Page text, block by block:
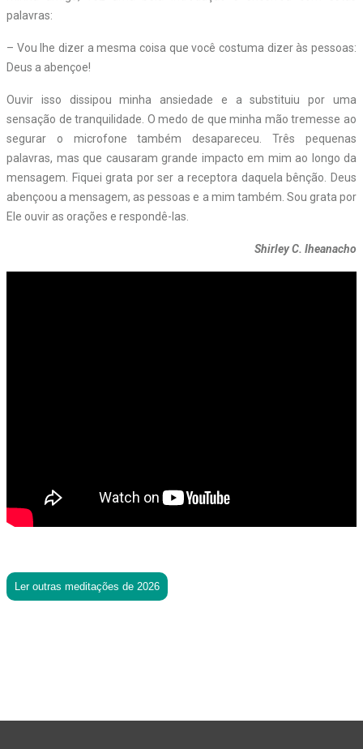
palavras:
– Vou lhe dizer a mesma coisa que você costuma dizer às pessoas:
Deus a abençoe!
Ouvir isso dissipou minha ansiedade e a substituiu por uma
sensação de tranquilidade. O medo de que minha mão tremesse ao
segurar o microfone também desapareceu. Três pequenas
palavras, mas que causaram grande impacto em mim ao longo da
mensagem. Fiquei grata por ser a receptora daquela bênção. Deus
abençoou a mensagem, as pessoas e a mim também. Sou grata por
Ele ouvir as orações e respondê-las.
Shirley C. Iheanacho
Ler outras meditações de 2026